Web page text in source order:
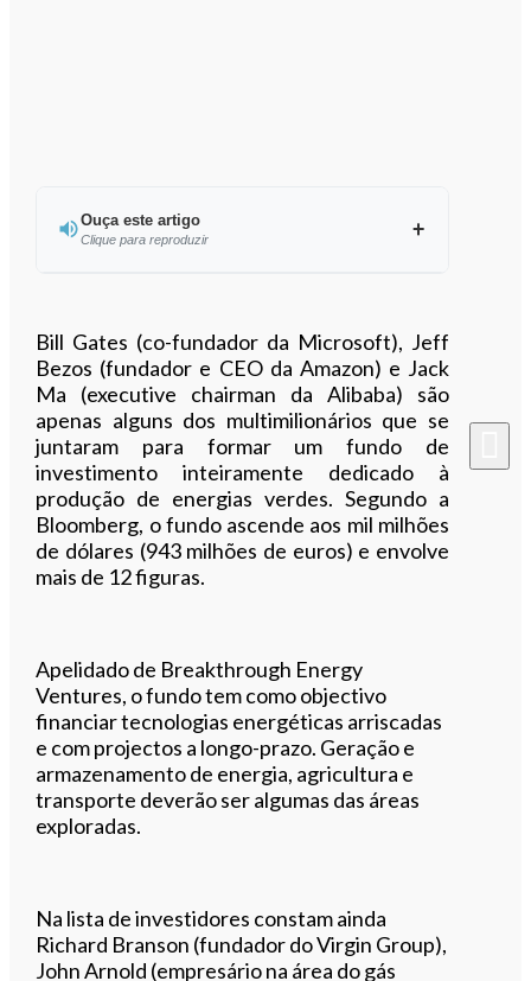
Ouça este artigo
Clique para reproduzir
Bill Gates (co-fundador da Microsoft), Jeff
Bezos (fundador e CEO da Amazon) e Jack
Ma (executive chairman da Alibaba) são
apenas alguns dos multimilionários que se
juntaram para formar um fundo de
investimento inteiramente dedicado à
produção de energias verdes. Segundo a
Bloomberg, o fundo ascende aos mil milhões
de dólares (943 milhões de euros) e envolve
mais de 12 figuras.
Apelidado de Breakthrough Energy
Ventures, o fundo tem como objectivo
financiar tecnologias energéticas arriscadas
e com projectos a longo-prazo. Geração e
armazenamento de energia, agricultura e
transporte deverão ser algumas das áreas
exploradas.
Na lista de investidores constam ainda
Richard Branson (fundador do Virgin Group),
John Arnold (empresário na área do gás